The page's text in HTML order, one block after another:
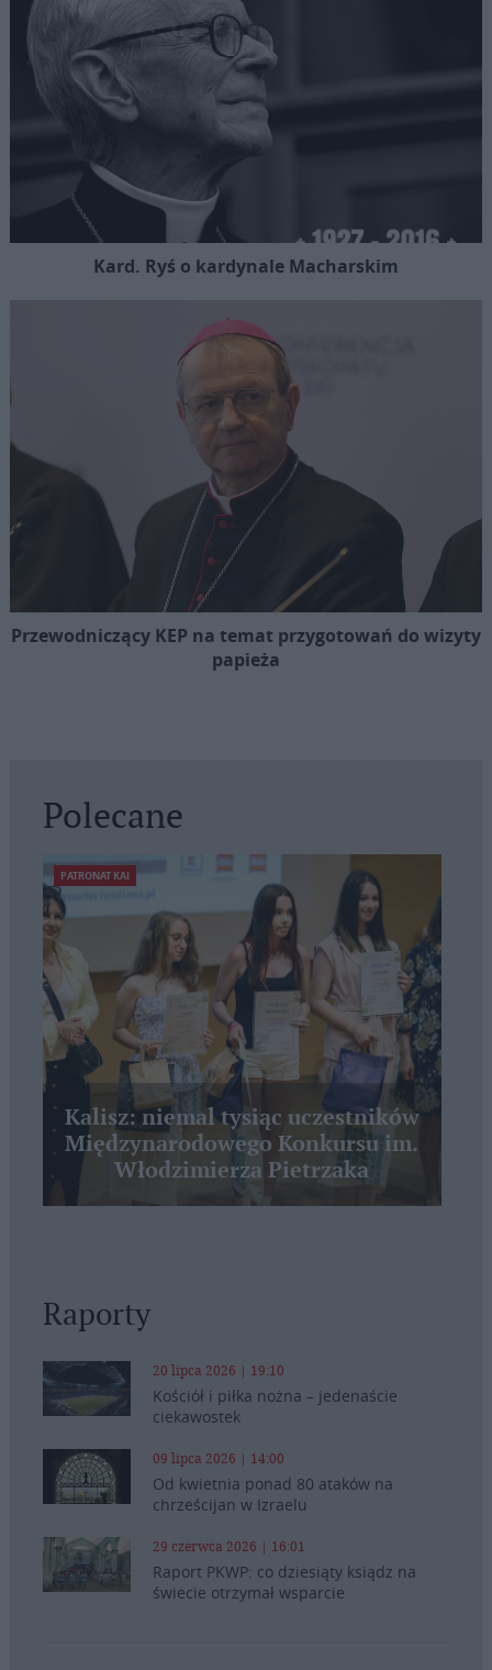
Kard. Ryś o kardynale Macharskim
Przewodniczący KEP na temat przygotowań do wizyty
papieża
Polecane
PATRONAT KAI
Kalisz: niemal tysiąc uczestników
Międzynarodowego Konkursu im.
Włodzimierza Pietrzaka
Raporty
20 lipca 2026 | 19:10
Kościół i piłka nożna – jedenaście
ciekawostek
09 lipca 2026 | 14:00
Od kwietnia ponad 80 ataków na
chrześcijan w Izraelu
29 czerwca 2026 | 16:01
Raport PKWP: co dziesiąty ksiądz na
świecie otrzymał wsparcie